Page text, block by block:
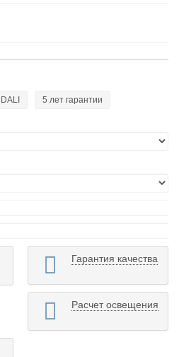
DALI 5 лет гарантии
Гарантия качества
Расчет освещения